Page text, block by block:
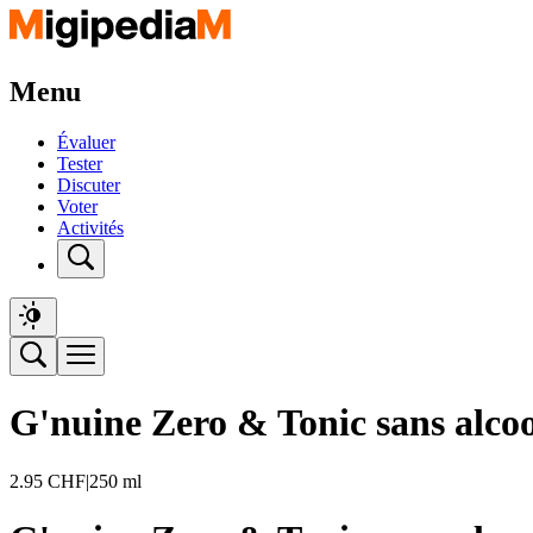
Menu
Évaluer
Tester
Discuter
Voter
Activités
G'nuine Zero & Tonic sans
2.95 CHF|250 ml